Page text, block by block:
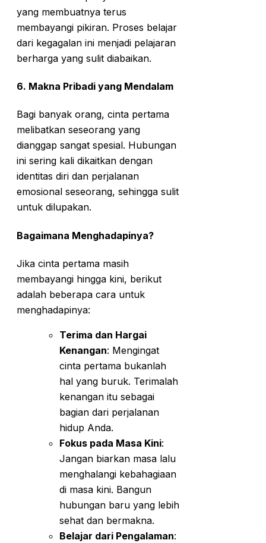
yang membuatnya terus
membayangi pikiran. Proses belajar
dari kegagalan ini menjadi pelajaran
berharga yang sulit diabaikan.
6. Makna Pribadi yang Mendalam
Bagi banyak orang, cinta pertama
melibatkan seseorang yang
dianggap sangat spesial. Hubungan
ini sering kali dikaitkan dengan
identitas diri dan perjalanan
emosional seseorang, sehingga sulit
untuk dilupakan.
Bagaimana Menghadapinya?
Jika cinta pertama masih
membayangi hingga kini, berikut
adalah beberapa cara untuk
menghadapinya:
Terima dan Hargai
Kenangan: Mengingat
cinta pertama bukanlah
hal yang buruk. Terimalah
kenangan itu sebagai
bagian dari perjalanan
hidup Anda.
Fokus pada Masa Kini:
Jangan biarkan masa lalu
menghalangi kebahagiaan
di masa kini. Bangun
hubungan baru yang lebih
sehat dan bermakna.
Belajar dari Pengalaman: